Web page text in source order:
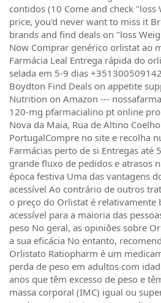
contidos (10 Come and check
price, you'd never want to miss it
brands and find deals on "loss
Now Comprar genérico orlistat ao
Farmácia Leal Entrega rápida do
selada em 5-9 dias
Boydton Find Deals on appetite
Nutrition on Amazon ---
120-mg pfarmacialino pt online
Nova da Maia, Rua de Altino
PortugalCompre no site e recolha
Farmácias perto de si Entregas até
grande fluxo de pedidos e atrasos
época festiva Uma das vantagens
acessível Ao contrário de outros
o preço do Orlistat é relativamente
acessível para a maioria das
peso No geral, as opiniões sobre
a sua eficácia No entanto,
Orlistato Ratiopharm é um
perda de peso em adultos com
anos que têm excesso de peso e
massa corporal (IMC) igual ou